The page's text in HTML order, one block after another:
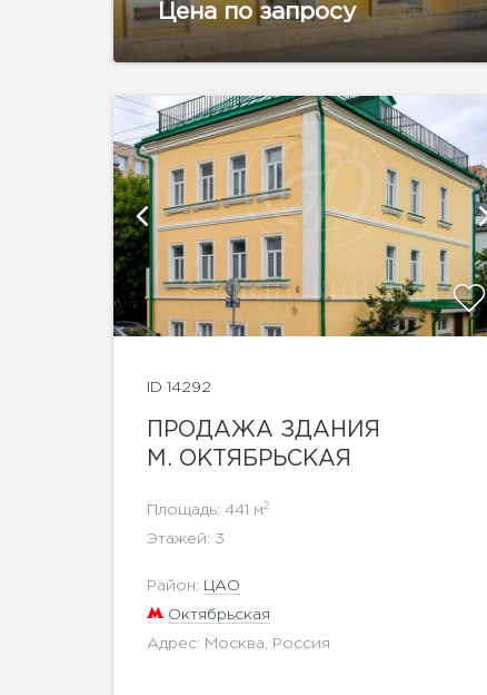
Цена по запросу
ID 14292
ПРОДАЖА ЗДАНИЯ
М. ОКТЯБРЬСКАЯ
Площадь: 441 м2
Этажей: 3
Район: ЦАО
Октябрьская
Адрес: Москва, Россия